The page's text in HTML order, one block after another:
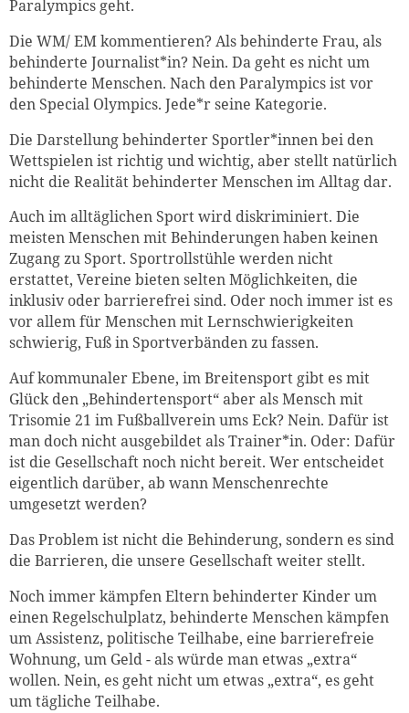
Paralympics geht.
Die WM/ EM kommentieren? Als behinderte Frau, als
behinderte Journalist*in? Nein. Da geht es nicht um
behinderte Menschen. Nach den Paralympics ist vor
den Special Olympics. Jede*r seine Kategorie.
Die Darstellung behinderter Sportler*innen bei den
Wettspielen ist richtig und wichtig, aber stellt natürlich
nicht die Realität behinderter Menschen im Alltag dar.
Auch im alltäglichen Sport wird diskriminiert. Die
meisten Menschen mit Behinderungen haben keinen
Zugang zu Sport. Sportrollstühle werden nicht
erstattet, Vereine bieten selten Möglichkeiten, die
inklusiv oder barrierefrei sind. Oder noch immer ist es
vor allem für Menschen mit Lernschwierigkeiten
schwierig, Fuß in Sportverbänden zu fassen.
Auf kommunaler Ebene, im Breitensport gibt es mit
Glück den „Behindertensport“ aber als Mensch mit
Trisomie 21 im Fußballverein ums Eck? Nein. Dafür ist
man doch nicht ausgebildet als Trainer*in. Oder: Dafür
ist die Gesellschaft noch nicht bereit. Wer entscheidet
eigentlich darüber, ab wann Menschenrechte
umgesetzt werden?
Das Problem ist nicht die Behinderung, sondern es sind
die Barrieren, die unsere Gesellschaft weiter stellt.
Noch immer kämpfen Eltern behinderter Kinder um
einen Regelschulplatz, behinderte Menschen kämpfen
um Assistenz, politische Teilhabe, eine barrierefreie
Wohnung, um Geld - als würde man etwas „extra“
wollen. Nein, es geht nicht um etwas „extra“, es geht
um tägliche Teilhabe.